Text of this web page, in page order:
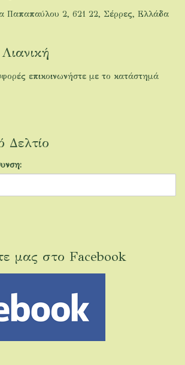
Παπαπαύλου 2, 621 22, Σέρρες, Ελλάδα
επικοινωνήστε με το κατάστημά
Δελτίο
μας στο Facebook